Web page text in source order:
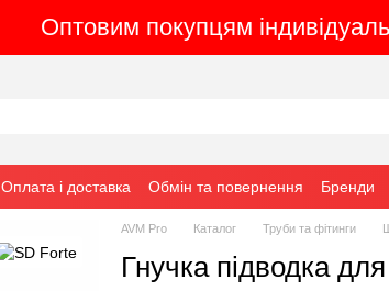
Оптовим покупцям
Оплата і доставка Обмін та повернення Бренди
AVM Pro Каталог Труби та фітинги
Гнучка підводка